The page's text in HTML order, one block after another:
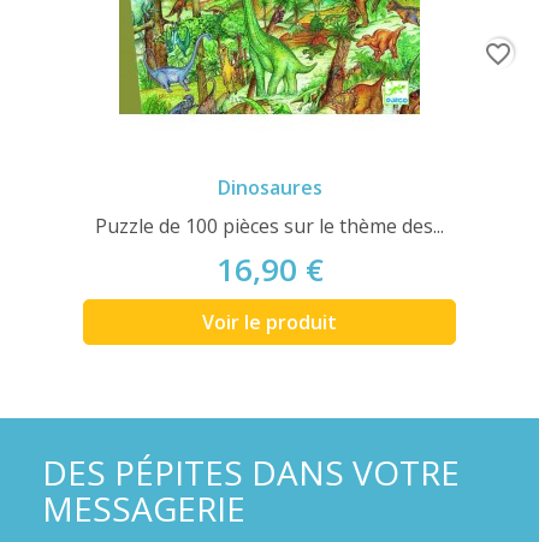
Dinosaures
Puzzle de 100 pièces sur le thème des...
16,90 €
Voir le produit
favorite_border
DES PÉPITES DANS VOTRE
MESSAGERIE